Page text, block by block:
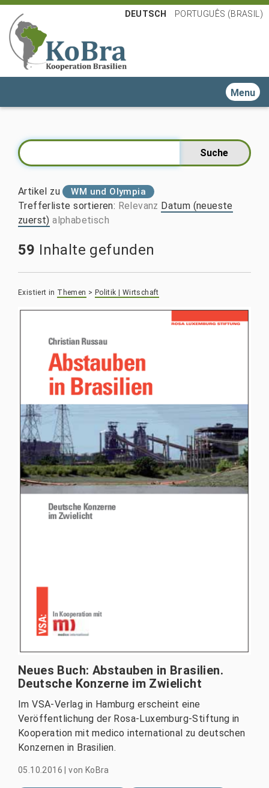
DEUTSCH PORTUGUÊS (BRASIL)
Toggle
Artikel zu WM und Olympia
Trefferliste sortieren: Relevanz Datum (neueste
zuerst) alphabetisch
59 Inhalte gefunden
Existiert in Themen > Politik | Wirtschaft
Neues Buch: Abstauben in Brasilien.
Deutsche Konzerne im Zwielicht
Im VSA-Verlag in Hamburg erscheint eine
Veröffentlichung der Rosa-Luxemburg-Stiftung in
Kooperation mit medico international zu deutschen
Konzernen in Brasilien.
05.10.2016 |von KoBra